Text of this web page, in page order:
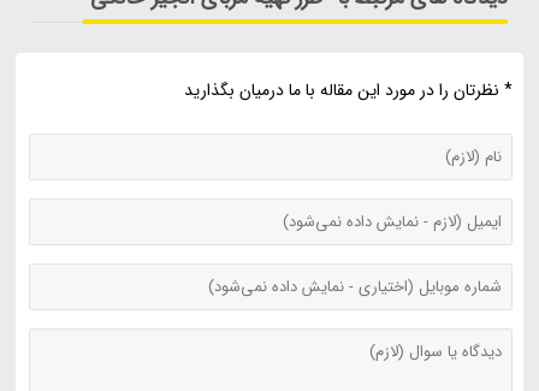
* نظرتان را در مورد این مقاله با ما درمیان بگذارید